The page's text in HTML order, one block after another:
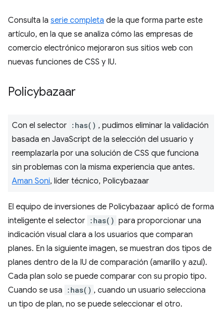
Consulta la serie completa de la que forma parte este
artículo, en la que se analiza cómo las empresas de
comercio electrónico mejoraron sus sitios web con
nuevas funciones de CSS y IU.
Policybazaar
Con el selector :has() , pudimos eliminar la validación
basada en JavaScript de la selección del usuario y
reemplazarla por una solución de CSS que funciona
sin problemas con la misma experiencia que antes.
Aman Soni, líder técnico, Policybazaar
El equipo de inversiones de Policybazaar aplicó de forma
inteligente el selector :has() para proporcionar una
indicación visual clara a los usuarios que comparan
planes. En la siguiente imagen, se muestran dos tipos de
planes dentro de la IU de comparación (amarillo y azul).
Cada plan solo se puede comparar con su propio tipo.
Cuando se usa
:has() , cuando un usuario selecciona
un tipo de plan, no se puede seleccionar el otro.